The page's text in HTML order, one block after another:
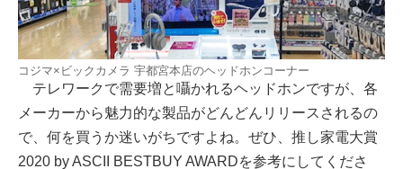
コジマ×ビックカメラ 宇都宮本店のヘッドホンコーナー
テレワークで需要増と囁かれるヘッドホンですが、各
メーカーから魅力的な製品がどんどんリリースされるの
で、何を買うか迷いがちですよね。ぜひ、推し家電大賞
2020 by ASCII BESTBUY AWARDを参考にしてくださ